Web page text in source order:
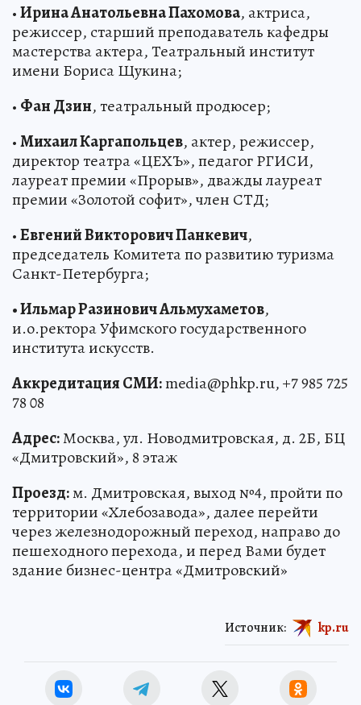
•Ирина Анатольевна Пахомова, актриса,
режиссер, старший преподаватель кафедры
мастерства актера, Театральный институт
имени Бориса Щукина;
• Фан Дзин, театральный продюсер;
•Михаил Каргапольцев, актер, режиссер,
директор театра «ЦЕХЪ», педагог РГИСИ,
лауреат премии «Прорыв», дважды лауреат
премии «Золотой софит», член СТД;
•Евгений Викторович Панкевич,
председатель Комитета по развитию туризма
Санкт-Петербурга;
• Ильмар Разинович Альмухаметов,
и.о.ректора Уфимского государственного
института искусств.
Аккредитация СМИ:media@phkp.ru, +7 985 725
78 08
Адрес:Москва, ул. Новодмитровская, д. 2Б, БЦ
«Дмитровский», 8 этаж
Проезд:м. Дмитровская, выход №4, пройти по
территории «Хлебозавода», далее перейти
через железнодорожный переход, направо до
пешеходного перехода, и перед Вами будет
здание бизнес-центра «Дмитровский»
Источник: kp.ru